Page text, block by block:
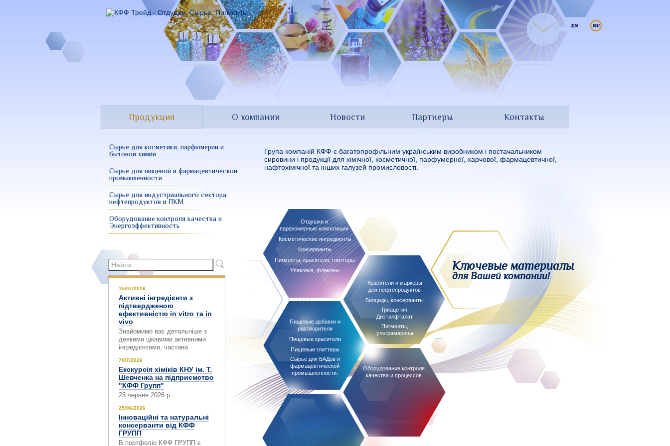
Продукция О компании Новости Партнеры Контакты
Сырье для косметики, парфюмерии и
бытовой химии
Сырье для пищевой и фармацевтической
промышленности
Сырье для индустриального сектора,
нефтепродуктов и ЛКМ
Оборудование контроля качества и
Энергоэффективность
Форма
поиска
Найти
15/07/2026
Активні інгредієнти з
підтвердженою
ефективністю in vitro та in
vivo
Знайомимо вас детальніше з
деякими цікавими активними
інгредієнтами, частина
7/07/2026
Екскурсія хіміків КНУ ім. Т.
Шевченка на підприємство
"КФФ Групп"
23 червня 2026 р.
25/06/2026
Інноваційні та натуральні
консерванти від КФФ
ГРУПП
В портфоліо КФФ ГРУПП є
Ключевые материалы
для Вашей компании!
Група компаній КФФ є багатопрофільним українським виробником і постачальником
сировини і продукції для хімічної, косметичної, парфумерної, харчової, фармацевтичної,
нафтохімічної та інших галузей промисловості.
Отдушки и
парфюмерные композиции
Косметические ингредиенты
Консерванты
Пигменты, красители, глиттеры
Упаковка, флаконы
Пищевые добавки и
растворители
Пищевые красители
Пищевые глиттеры
Сырье для БАДов и
фармацевтической
промышленности.
Красители и маркеры
для нефтепродуктов
Биоциды, консерванты
Триацетин,
Диэтилфталат
Пигменты,
ультрамарины
Оборудование контроля
качества и процессов